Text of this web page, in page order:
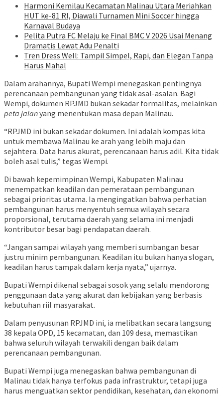
Harmoni Kemilau Kecamatan Malinau Utara Meriahkan
HUT ke-81 RI, Diawali Turnamen Mini Soccer hingga
Karnaval Budaya
Pelita Putra FC Melaju ke Final BMC V 2026 Usai Menang
Dramatis Lewat Adu Penalti
Tren Dress Well: Tampil Simpel, Rapi, dan Elegan Tanpa
Harus Mahal
Dalam arahannya, Bupati Wempi menegaskan pentingnya
perencanaan pembangunan yang tidak asal-asalan. Bagi
Wempi, dokumen RPJMD bukan sekadar formalitas, melainkan
peta jalanyang menentukan masa depan Malinau.
“RPJMD ini bukan sekadar dokumen. Ini adalah kompas kita
untuk membawa Malinau ke arah yang lebih maju dan
sejahtera. Data harus akurat, perencanaan harus adil. Kita tidak
boleh asal tulis,” tegas Wempi.
Di bawah kepemimpinan Wempi, Kabupaten Malinau
menempatkan keadilan dan pemerataan pembangunan
sebagai prioritas utama. Ia mengingatkan bahwa perhatian
pembangunan harus menyentuh semua wilayah secara
proporsional, terutama daerah yang selama ini menjadi
kontributor besar bagi pendapatan daerah.
“Jangan sampai wilayah yang memberi sumbangan besar
justru minim pembangunan. Keadilan itu bukan hanya slogan,
keadilan harus tampak dalam kerja nyata,” ujarnya.
Bupati Wempi dikenal sebagai sosok yang selalu mendorong
penggunaan data yang akurat dan kebijakan yang berbasis
kebutuhan riil masyarakat.
Dalam penyusunan RPJMD ini, ia melibatkan secara langsung
38 kepala OPD, 15 kecamatan, dan 109 desa, memastikan
bahwa seluruh wilayah terwakili dengan baik dalam
perencanaan pembangunan.
Bupati Wempi juga menegaskan bahwa pembangunan di
Malinau tidak hanya terfokus pada infrastruktur, tetapi juga
harus menguatkan sektor pendidikan, kesehatan, dan ekonomi